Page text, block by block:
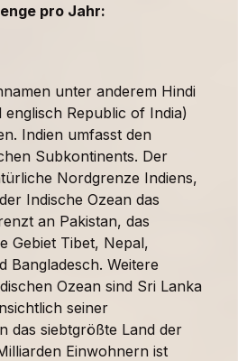
pro Jahr:
unter anderem Hindi
englisch Republic of India)
Indien umfasst den
Subkontinents. Der
Nordgrenze Indiens,
Indische Ozean das
an Pakistan, das
Gebiet Tibet, Nepal,
Bangladesch. Weitere
Ozean sind Sri Lanka
seiner
das siebtgrößte Land der
Einwohnern ist